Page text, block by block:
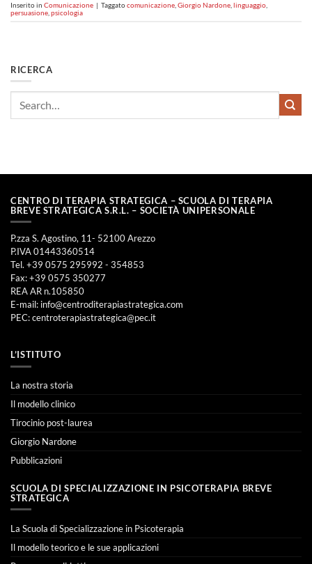
Inserito in Comunicazione | Taggatocomunicazione Giorgio Nardone linguaggio
persuasione psicologia
RICERCA
CENTRO DI TERAPIA STRATEGICA – SCUOLA DI TERAPIA
BREVE STRATEGICA S.R.L. – SOCIETÀ UNIPERSONALE
P.zza S. Agostino, 11- 52100 Arezzo
P.IVA 01443360514
Tel. +39 0575 295992 - 354853
Fax: +39 0575 350277
REA AR n.105850
E-mail: info@centroditerapiastrategica.com
PEC:centroterapiastrategica@pec.it
L’ISTITUTO
La nostra storia
Il modello clinico
Tirocinio post-laurea
Giorgio Nardone
Pubblicazioni
SCUOLA DI SPECIALIZZAZIONE IN PSICOTERAPIA BREVE
STRATEGICA
La Scuola di Specializzazione in Psicoterapia
Il modello teorico e le sue applicazioni